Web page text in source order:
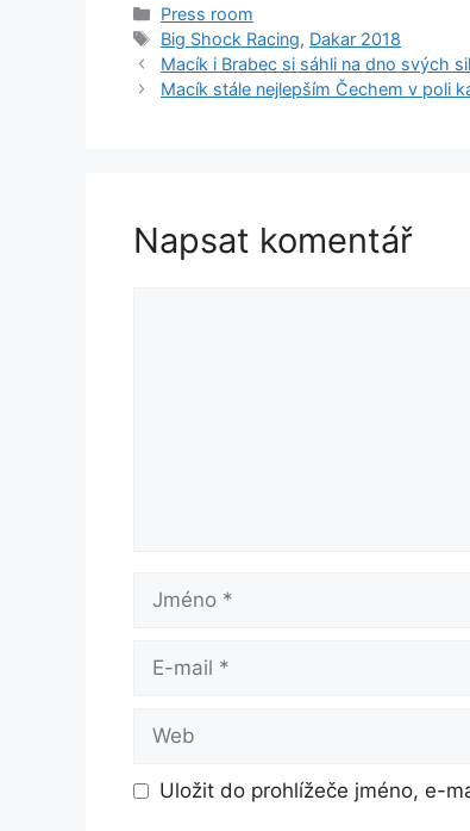
Rubriky
Press room
Štítky
Big Shock Racing, Dakar 2018
Macík i Brabec si sáhli na dno svých
Macík stále nejlepším Čechem v poli
Napsat komentář
Jméno
mail
Uložit do prohlížeče jméno, e-